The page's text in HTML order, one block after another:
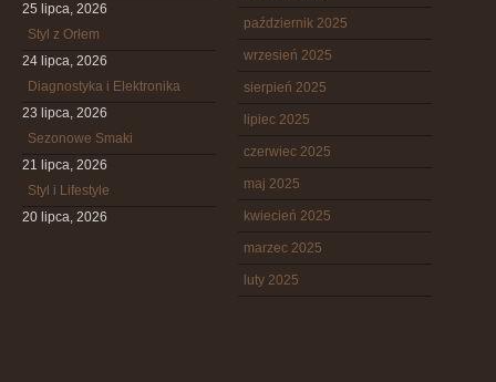
25 lipca, 2026
Styl z Orłem
24 lipca, 2026
Diagnostyka i Elektronika
23 lipca, 2026
Sezonowe Smaki
21 lipca, 2026
Styl i Lifestyle
20 lipca, 2026
październik 2025
wrzesień 2025
sierpień 2025
lipiec 2025
czerwiec 2025
maj 2025
kwiecień 2025
marzec 2025
luty 2025